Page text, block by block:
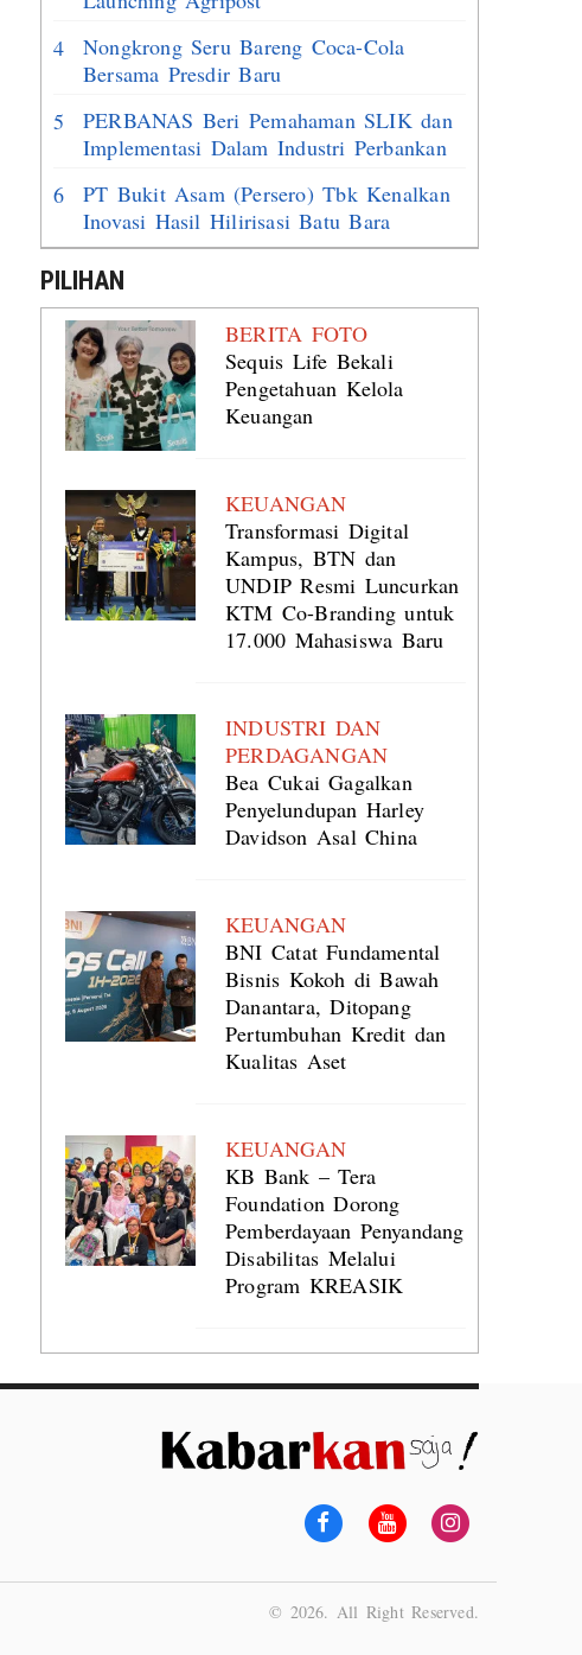
4
Nongkrong Seru Bareng Coca-Cola
Bersama Presdir Baru
5
PERBANAS Beri Pemahaman SLIK dan
Implementasi Dalam Industri Perbankan
6
PT Bukit Asam (Persero) Tbk Kenalkan
Inovasi Hasil Hilirisasi Batu Bara
PILIHAN
BERITA FOTO
Sequis Life Bekali
Pengetahuan Kelola
Keuangan
KEUANGAN
Transformasi Digital
Kampus, BTN dan
UNDIP Resmi Luncurkan
KTM Co-Branding untuk
17.000 Mahasiswa Baru
INDUSTRI DAN
PERDAGANGAN
Bea Cukai Gagalkan
Penyelundupan Harley
Davidson Asal China
KEUANGAN
BNI Catat Fundamental
Bisnis Kokoh di Bawah
Danantara, Ditopang
Pertumbuhan Kredit dan
Kualitas Aset
KEUANGAN
KB Bank – Tera
Foundation Dorong
Pemberdayaan Penyandang
Disabilitas Melalui
Program KREASIK
© 2026. All Right Reserved.